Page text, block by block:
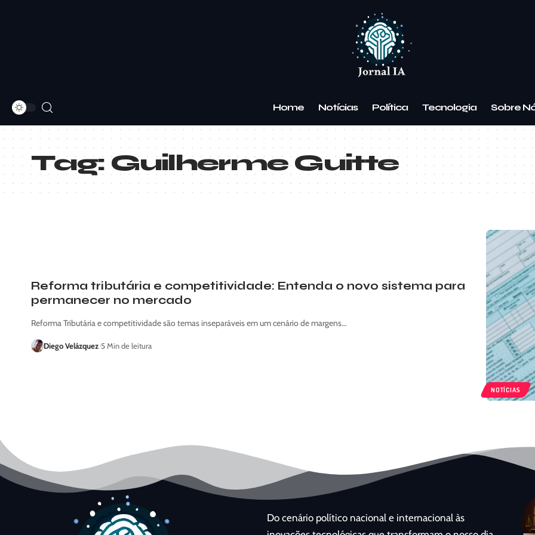
Home Notícias Política Tecnologia Sobre
Tag: Guilherme Guitte
NOTÍCIAS
Reforma tributária e competitividade: Entenda o novo sistema para
permanecer no mercado
Reforma Tributária e competitividade são temas inseparáveis em um cenário de margens…
Diego Velázquez 5 Min de leitura
Do cenário político nacional e internacional às